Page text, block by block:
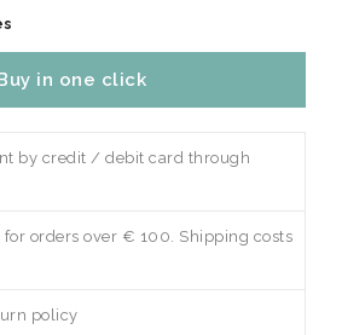
in one click
by credit / debit card through
for orders over € 100. Shipping costs
policy